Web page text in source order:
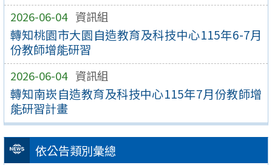
2026-06-04 資訊組
轉知桃園市大園自造教育及科技中心115年6-7月
份教師增能研習
2026-06-04 資訊組
轉知南崁自造教育及科技中心115年7月份教師增
能研習計畫
依公告類別彙總